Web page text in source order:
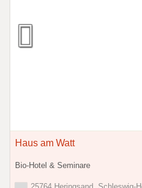
Haus am Watt
Bio-Hotel & Seminare